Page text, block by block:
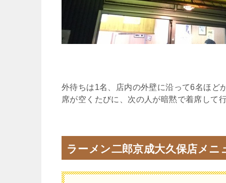
外待ちは1名、店内の外壁に沿って6名ほど
席が空くたびに、次の人が暗黙で着席して
ラーメン二郎京成大久保店メニ